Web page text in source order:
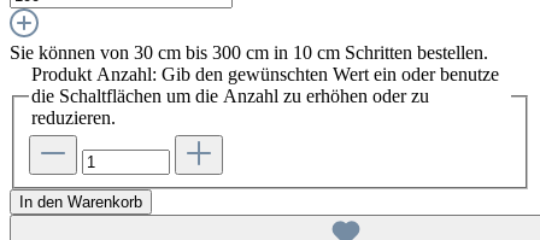
Sie können von 30 cm bis 300 cm in 10 cm Schritten bestellen.
Produkt Anzahl: Gib den gewünschten Wert ein oder benutze
die Schaltflächen um die Anzahl zu erhöhen oder zu
reduzieren.
In den Warenkorb